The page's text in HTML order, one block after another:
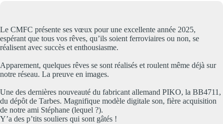
Le CMFC présente ses vœux pour une excellente année 2025,
espérant que tous vos rêves, qu’ils soient ferroviaires ou non, se
réalisent avec succès et enthousiasme.
Apparement, quelques rêves se sont réalisés et roulent même déjà sur
notre réseau. La preuve en images.
Une des dernières nouveauté du fabricant allemand PIKO, la BB4711,
du dépôt de Tarbes. Magnifique modèle digitale son, fière acquisition
de notre ami Stéphane (lequel ?).
Y’a des p’tits souliers qui sont gâtés !